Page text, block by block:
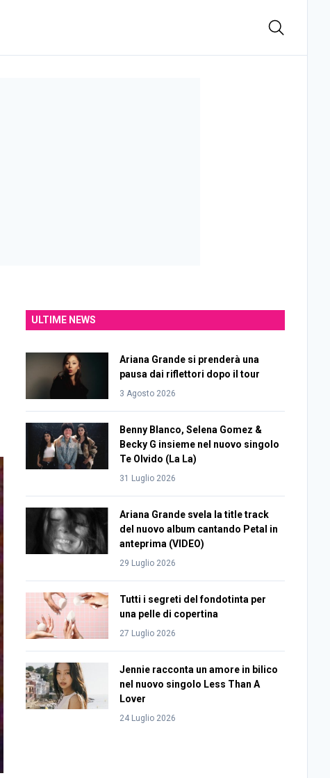
ULTIME NEWS
Ariana Grande si prenderà una
pausa dai riflettori dopo il tour
3 Agosto 2026
Benny Blanco, Selena Gomez &
Becky G insieme nel nuovo singolo
Te Olvido (La La)
31 Luglio 2026
Ariana Grande svela la title track
del nuovo album cantando Petal in
anteprima (VIDEO)
29 Luglio 2026
Tutti i segreti del fondotinta per
una pelle di copertina
27 Luglio 2026
Jennie racconta un amore in bilico
nel nuovo singolo Less Than A
Lover
24 Luglio 2026